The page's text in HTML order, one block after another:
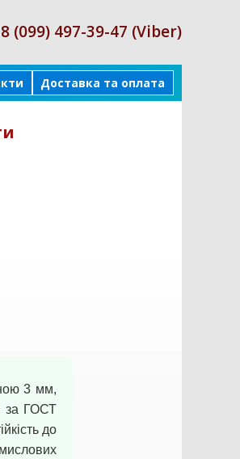
(099) 497-39-47 (Viber)
Доставка та оплата
3 мм,
за ГОСТ
до